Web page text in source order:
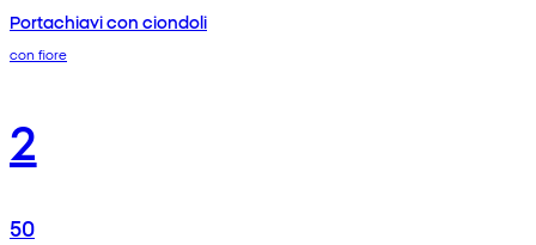
Portachiavi con ciondoli
con fiore
2
50